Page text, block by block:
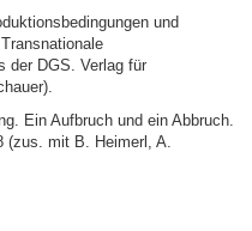
und
der DGS. Verlag für
Ein Aufbruch und ein Abbruch.
(zus. mit B. Heimerl, A.